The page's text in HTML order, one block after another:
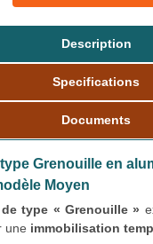
Description
Specifications
Documents
Grenouille en
Moyen
type « Grenouille »
une immobilisation